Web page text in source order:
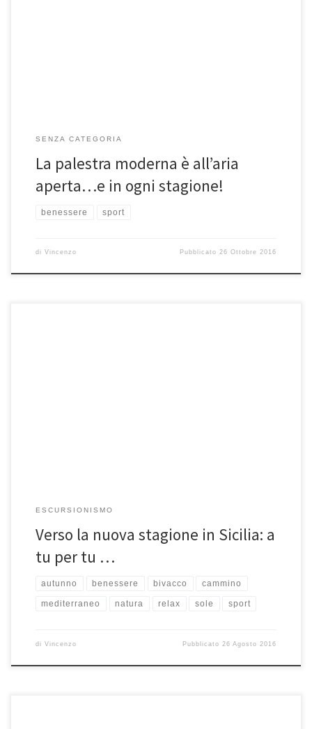
SENZA CATEGORIA
La palestra moderna è all’aria
aperta…e in ogni stagione!
benessere sport
di Vincenzo Pubblicato26 Ottobre 2016
ESCURSIONISMO
Verso la nuova stagione in Sicilia: a
tu per tu …
autunno benessere bivacco cammino
mediterraneo natura relax sole sport
di Vincenzo Pubblicato 26 Agosto 2016